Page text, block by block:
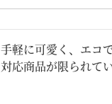
手軽に可愛く、エコ
対応商品が限られて